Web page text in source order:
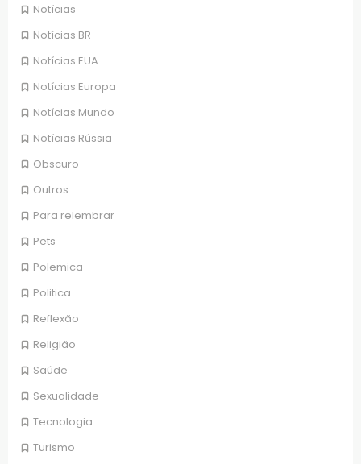
Notícias
Notícias BR
Notícias EUA
Notícias Europa
Notícias Mundo
Notícias Rússia
Obscuro
Outros
Para relembrar
Pets
Polemica
Politica
Reflexão
Religião
Saúde
Sexualidade
Tecnologia
Turismo